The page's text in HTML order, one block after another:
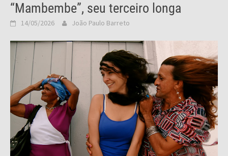
“Mambembe”, seu terceiro longa
14/05/2026 João Paulo Barreto